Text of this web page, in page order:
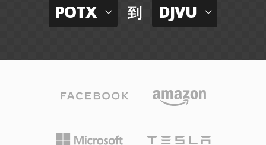
POTX 到 DJVU